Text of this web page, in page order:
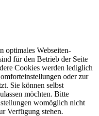
optimales Webseiten-
für den Betrieb der Seite
Cookies werden lediglich
oder zur
Sie können selbst
möchten. Bitte
womöglich nicht
Verfügung stehen.